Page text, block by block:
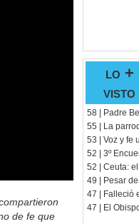
de fe que
lo +
visto
58 | Padre
55 | La
53 | Voz y fe
52 | 3º
52 | Ceuta:
49 | Pesar
47 | Falleció
47 | El